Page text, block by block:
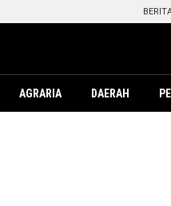
AGRARIA DAERAH